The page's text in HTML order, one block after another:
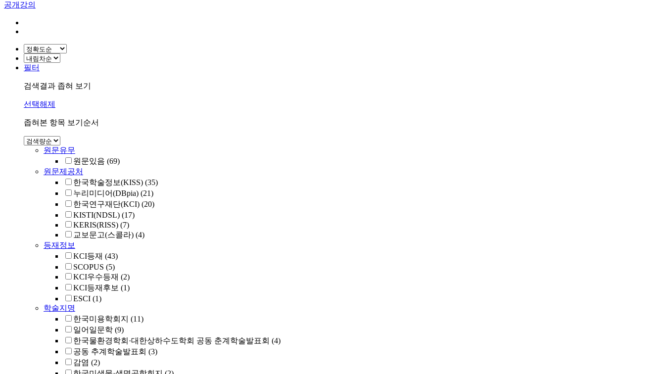
공개강의
필터
검색결과 좁혀 보기
선택해제
좁혀본 항목 보기순서
원문유무
원문있음 (69)
원문제공처
한국학술정보(KISS) (35)
누리미디어(DBpia) (21)
한국연구재단(KCI) (20)
KISTI(NDSL) (17)
KERIS(RISS) (7)
교보문고(스콜라) (4)
등재정보
KCI등재 (43)
SCOPUS (5)
KCI우수등재 (2)
KCI등재후보 (1)
ESCI (1)
학술지명
한국미용학회지 (11)
일어일문학 (9)
한국물환경학회·대한상하수도학회 공동 춘계학술발표회 (4)
공동 추계학술발표회 (3)
감염 (2)